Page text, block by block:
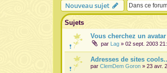
Nouveau sujet
Sujets
Vous cherchez un
par Lag » 02 sept. 2003
Adresses de sites
par ClemDem Goron » 23 avr.